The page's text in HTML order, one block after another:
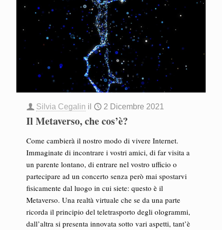
Silvia Cegalin il 2 Dicembre 2021
Il Metaverso, che cos’è?
Come cambierà il nostro modo di vivere Internet.
Immaginate di incontrare i vostri amici, di far visita a
un parente lontano, di entrare nel vostro ufficio o
partecipare ad un concerto senza però mai spostarvi
fisicamente dal luogo in cui siete: questo è il
Metaverso. Una realtà virtuale che se da una parte
ricorda il principio del teletrasporto degli ologrammi,
dall’altra si presenta innovata sotto vari aspetti, tant’è